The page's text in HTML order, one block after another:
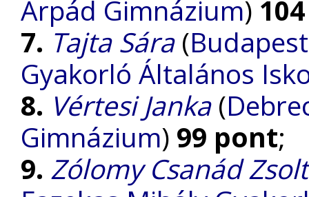
Árpád Gimnázium)
7. Tajta Sára(
Gyakorló Általános
8. Vértesi Janka(
Gimnázium) 99 pont;
9. Zólomy Csanád Zsolt